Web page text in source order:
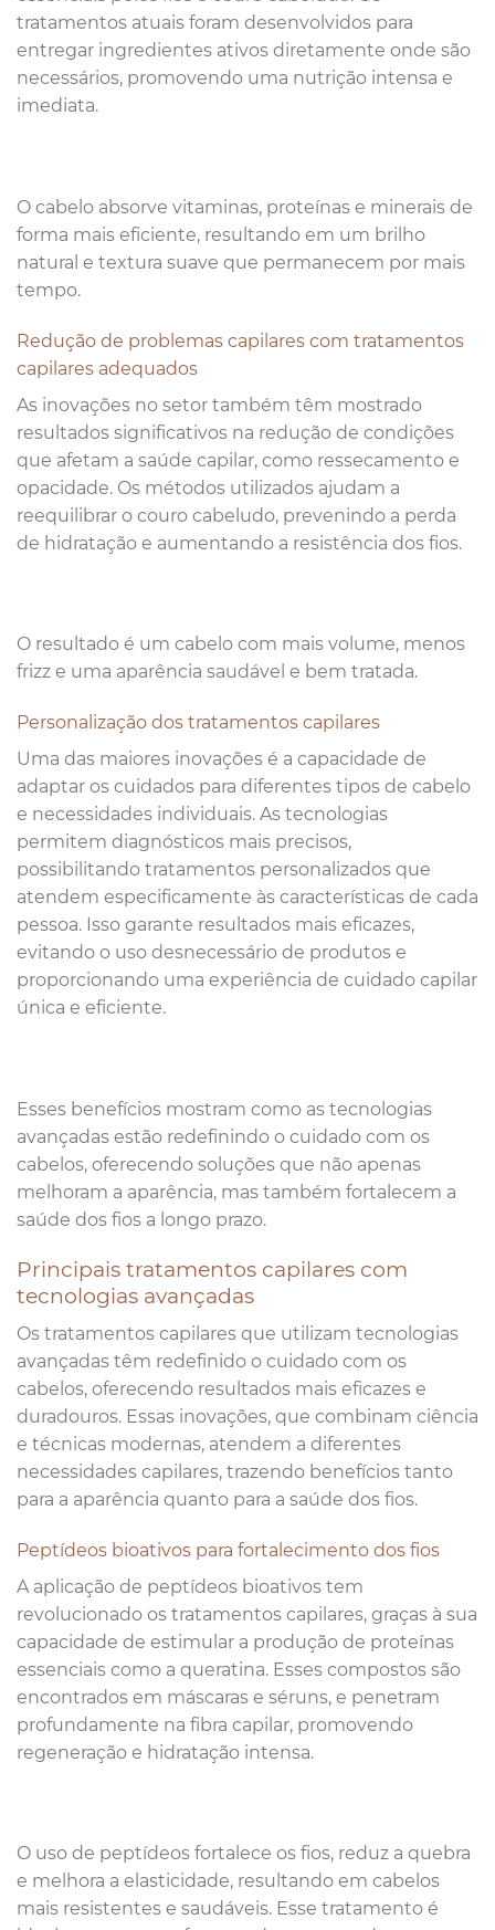
tratamentos atuais foram desenvolvidos para
entregar ingredientes ativos diretamente onde são
necessários, promovendo uma nutrição intensa e
imediata.
O cabelo absorve vitaminas, proteínas e minerais de
forma mais eficiente, resultando em um brilho
natural e textura suave que permanecem por mais
tempo.
Redução de problemas capilares com tratamentos
capilares adequados
As inovações no setor também têm mostrado
resultados significativos na redução de condições
que afetam a saúde capilar, como ressecamento e
opacidade. Os métodos utilizados ajudam a
reequilibrar o couro cabeludo, prevenindo a perda
de hidratação e aumentando a resistência dos fios.
O resultado é um cabelo com mais volume, menos
frizz e uma aparência saudável e bem tratada.
Personalização dos tratamentos capilares
Uma das maiores inovações é a capacidade de
adaptar os cuidados para diferentes tipos de cabelo
e necessidades individuais. As tecnologias
permitem diagnósticos mais precisos,
possibilitando tratamentos personalizados que
atendem especificamente às características de cada
pessoa. Isso garante resultados mais eficazes,
evitando o uso desnecessário de produtos e
proporcionando uma experiência de cuidado capilar
única e eficiente.
Esses benefícios mostram como as tecnologias
avançadas estão redefinindo o cuidado com os
cabelos, oferecendo soluções que não apenas
melhoram a aparência, mas também fortalecem a
saúde dos fios a longo prazo.
Principais tratamentos capilares com
tecnologias avançadas
Os tratamentos capilares que utilizam tecnologias
avançadas têm redefinido o cuidado com os
cabelos, oferecendo resultados mais eficazes e
duradouros. Essas inovações, que combinam ciência
e técnicas modernas, atendem a diferentes
necessidades capilares, trazendo benefícios tanto
para a aparência quanto para a saúde dos fios.
Peptídeos bioativos para fortalecimento dos fios
A aplicação de peptídeos bioativos tem
revolucionado os tratamentos capilares, graças à sua
capacidade de estimular a produção de proteínas
essenciais como a queratina. Esses compostos são
encontrados em máscaras e séruns, e penetram
profundamente na fibra capilar, promovendo
regeneração e hidratação intensa.
O uso de peptídeos fortalece os fios, reduz a quebra
e melhora a elasticidade, resultando em cabelos
mais resistentes e saudáveis. Esse tratamento é